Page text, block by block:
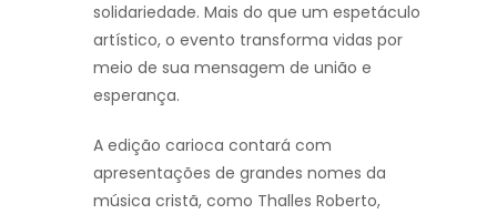
solidariedade. Mais do que um espetáculo
artístico, o evento transforma vidas por
meio de sua mensagem de união e
esperança.
A edição carioca contará com
apresentações de grandes nomes da
música cristã, como Thalles Roberto,